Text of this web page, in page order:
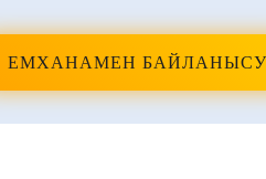
ЕМХАНАМЕН БАЙЛАНЫСУ